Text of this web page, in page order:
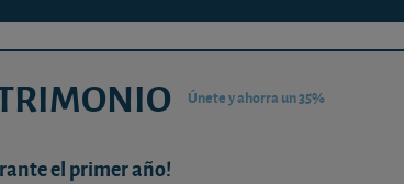
Únete y ahorra un 35%
el primer año!